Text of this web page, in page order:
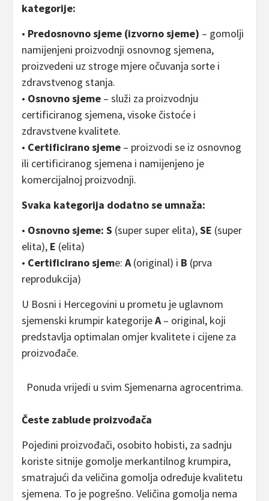
kategorije:
• Predosnovno sjeme (izvorno sjeme) – gomolji
namijenjeni proizvodnji osnovnog sjemena,
proizvedeni uz stroge mjere očuvanja sorte i
zdravstvenog stanja.
• Osnovno sjeme – služi za proizvodnju
certificiranog sjemena, visoke čistoće i
zdravstvene kvalitete.
• Certificirano sjeme – proizvodi se iz osnovnog
ili certificiranog sjemena i namijenjeno je
komercijalnoj proizvodnji.
Svaka kategorija dodatno se umnaža:
• Osnovno sjeme: S (super super elita),SE (super
elita), E (elita)
• Certificirano sjeme: A(original) i B (prva
reprodukcija)
U Bosni i Hercegovini u prometu je uglavnom
sjemenski krumpir kategorijeA– original, koji
predstavlja optimalan omjer kvalitete i cijene za
proizvođače.
Ponuda vrijedi u svim Sjemenarna agrocentrima.
Česte zablude proizvođača
Pojedini proizvođači, osobito hobisti, za sadnju
koriste sitnije gomolje merkantilnog krumpira,
smatrajući da veličina gomolja određuje kvalitetu
sjemena. To je pogrešno. Veličina gomolja nema